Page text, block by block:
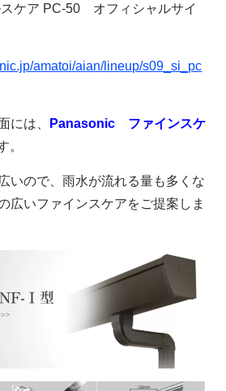
ケア PC-50 オフィシャルサイ
amatoi/aian/lineup/s09_si_pc
には、
Panasonic ファインスケ
。
いので、雨水が流れる量も多くな
広いファインスケアをご提案しま